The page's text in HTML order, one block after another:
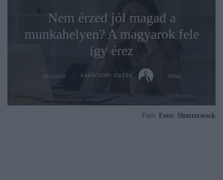
Nem érzed jól magad a
munkahelyen? A magyarok fele
így érez
2025-02-02 KARÁCSONY ZOLTÁN PÉNZ
Fotó: Fotó: Shutterstock